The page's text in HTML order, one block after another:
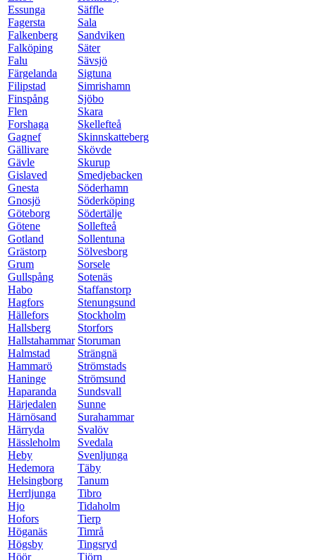
Essunga
Fagersta
Falkenberg
Falköping
Falu
Färgelanda
Filipstad
Finspång
Flen
Forshaga
Gagnef
Gällivare
Gävle
Gislaved
Gnesta
Gnosjö
Göteborg
Götene
Gotland
Grästorp
Grum
Gullspång
Habo
Hagfors
Hällefors
Hallsberg
Hallstahammar
Halmstad
Hammarö
Haninge
Haparanda
Härjedalen
Härnösand
Härryda
Hässleholm
Heby
Hedemora
Helsingborg
Herrljunga
Hjo
Hofors
Höganäs
Högsby
Höör
Säffle
Sala
Sandviken
Säter
Sävsjö
Sigtuna
Simrishamn
Sjöbo
Skara
Skellefteå
Skinnskatteberg
Skövde
Skurup
Smedjebacken
Söderhamn
Söderköping
Södertälje
Sollefteå
Sollentuna
Sölvesborg
Sorsele
Sotenäs
Staffanstorp
Stenungsund
Stockholm
Storfors
Storuman
Strängnä
Strömstads
Strömsund
Sundsvall
Sunne
Surahammar
Svalöv
Svedala
Svenljunga
Täby
Tanum
Tibro
Tidaholm
Tierp
Timrå
Tingsryd
Tjörn